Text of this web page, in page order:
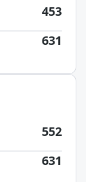
453
631
552
631